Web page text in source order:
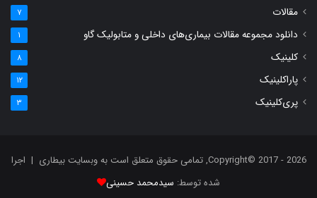
مقالات ۷
دانلود مجموعه مقالات بیماری‌های داخلی و متابولیک گاو ۱
کلینیک ۸
پاراکلینیک ۱۲
پری‌کلینیک ۳
Copyright© 2017 - 2026, تمامی حقوق متعلق است به وبسایت بیطاری | اجرا
شده توسط: سیدمحمد حسینی